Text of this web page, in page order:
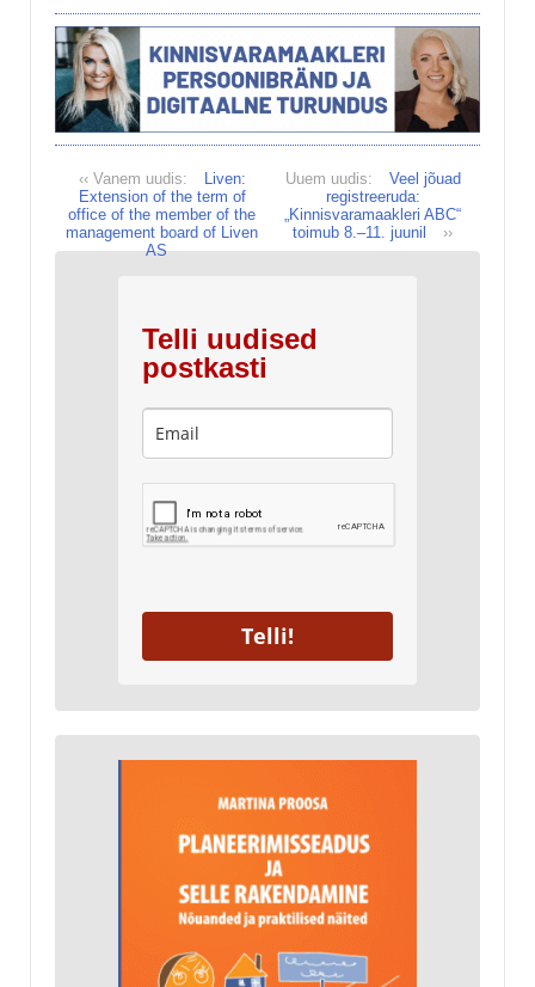
Uuem uudis:
Veel jõuad
registreeruda:
„Kinnisvaramaakleri ABC“
toimub 8.–11. juunil
››
‹‹ Vanem uudis:
Liven:
Extension of the term of
office of the member of the
management board of Liven
AS
Telli uudised
postkasti
Telli!